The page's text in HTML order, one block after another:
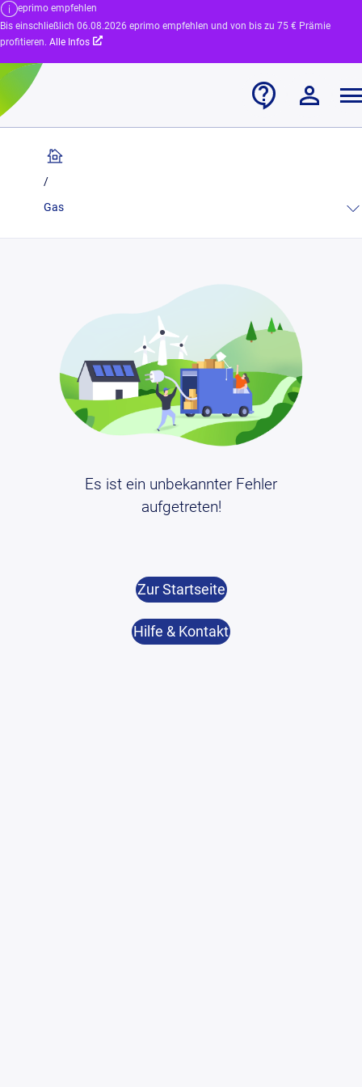
eprimo empfehlen
Bis einschließlich 06.08.2026 eprimo empfehlen und von bis zu 75 € Prämie
profitieren. Alle Infos
/
Gas
Es ist ein unbekannter Fehler
aufgetreten!
Zur Startseite
Hilfe & Kontakt